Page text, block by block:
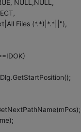
NULL,NULL,
Files (*.*)|*.*||"),